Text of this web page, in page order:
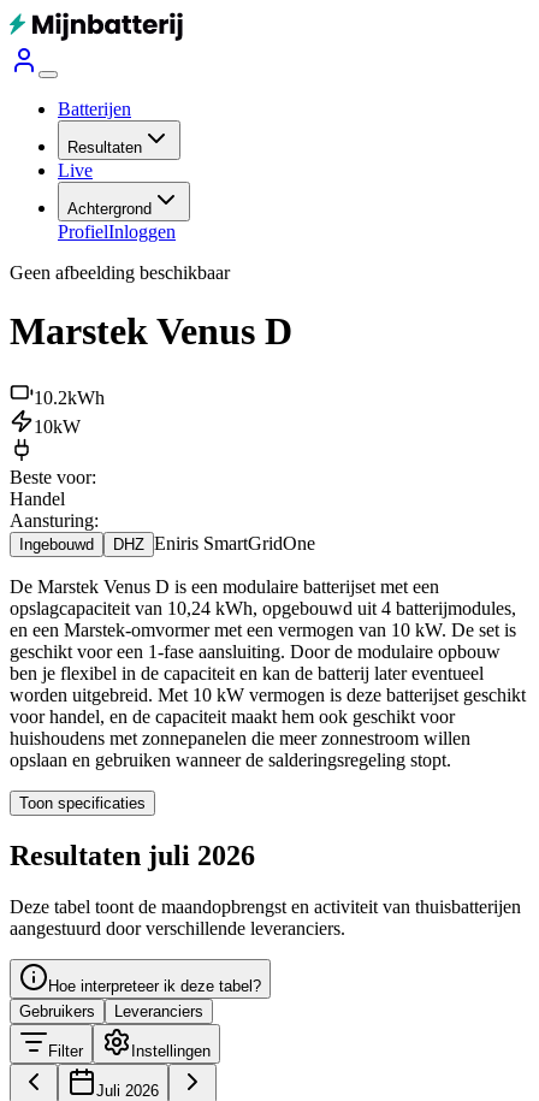
Batterijen
Resultaten
Live
Achtergrond
ProfielInloggen
Geen afbeelding beschikbaar
Marstek Venus D
10.2kWh
10kW
Beste voor:
Handel
Aansturing:
Ingebouwd DHZ Eniris SmartGridOne
De Marstek Venus D is een modulaire batterijset met een
opslagcapaciteit van 10,24 kWh, opgebouwd uit 4 batterijmodules,
en een Marstek-omvormer met een vermogen van 10 kW. De set is
geschikt voor een 1-fase aansluiting. Door de modulaire opbouw
ben je flexibel in de capaciteit en kan de batterij later eventueel
worden uitgebreid. Met 10 kW vermogen is deze batterijset geschikt
voor handel, en de capaciteit maakt hem ook geschikt voor
huishoudens met zonnepanelen die meer zonnestroom willen
opslaan en gebruiken wanneer de salderingsregeling stopt.
Toon specificaties
Resultaten juli 2026
Deze tabel toont de maandopbrengst en activiteit van thuisbatterijen
aangestuurd door verschillende leveranciers.
Hoe interpreteer ik deze tabel?
Gebruikers
Leveranciers
Filter Instellingen
Juli 2026